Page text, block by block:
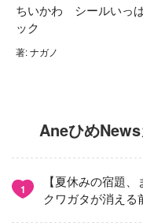
ちいかわ シールいっ
ック
著: ナガノ
Aneひめ
1
【夏休みの宿題
クワガタが消え